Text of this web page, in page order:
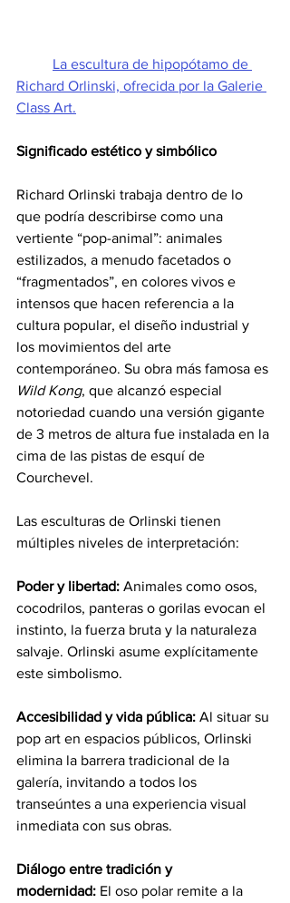
La escultura de hipopótamo de
Richard Orlinski, ofrecida por la Galerie
Class Art.
Significado estético y simbólico
Richard Orlinski trabaja dentro de lo
que podría describirse como una
vertiente “pop-animal”: animales
estilizados, a menudo facetados o
“fragmentados”, en colores vivos e
intensos que hacen referencia a la
cultura popular, el diseño industrial y
los movimientos del arte
contemporáneo. Su obra más famosa es
Wild Kong, que alcanzó especial
notoriedad cuando una versión gigante
de 3 metros de altura fue instalada en la
cima de las pistas de esquí de
Courchevel.
Las esculturas de Orlinski tienen
múltiples niveles de interpretación:
Poder y libertad: Animales como osos,
cocodrilos, panteras o gorilas evocan el
instinto, la fuerza bruta y la naturaleza
salvaje. Orlinski asume explícitamente
este simbolismo.
Accesibilidad y vida pública: Al situar su
pop art en espacios públicos, Orlinski
elimina la barrera tradicional de la
galería, invitando a todos los
transeúntes a una experiencia visual
inmediata con sus obras.
Diálogo entre tradición y
modernidad: El oso polar remite a la